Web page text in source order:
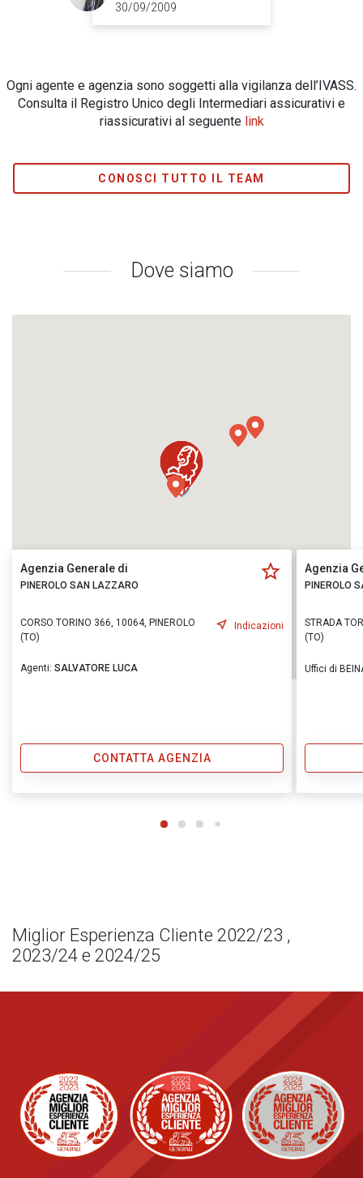
30/09/2009
Ogni agente e agenzia sono soggetti alla vigilanza dell’IVASS.
Consulta il Registro Unico degli Intermediari assicurativi e
riassicurativi al seguente link
CONOSCI TUTTO IL TEAM
Dove siamo
Agenzia Generale di
PINEROLO SAN LAZZARO
CORSO TORINO 366, 10064, PINEROLO
(TO)
Indicazioni
Agenti: SALVATORE LUCA
CONTATTA AGENZIA
Agenzia
PINEROLO
STRADA
(TO)
Uffici di
Miglior Esperienza Cliente 2022/23 ,
2023/24 e 2024/25